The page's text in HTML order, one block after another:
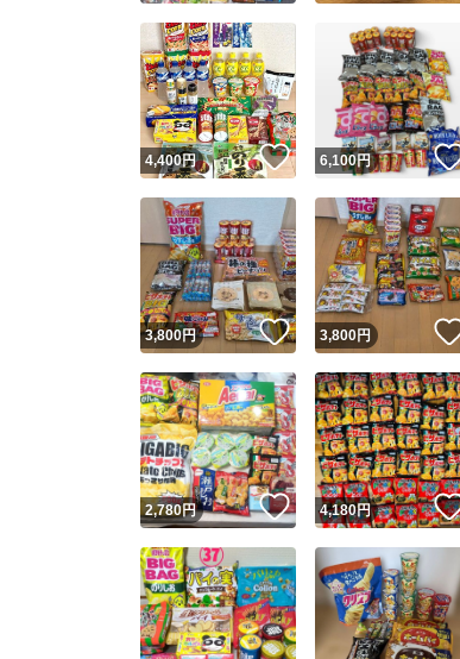
4,400円 いいね！
6,100円
3,800円 いいね！
3,800円
2,780円 いいね！
4,180円